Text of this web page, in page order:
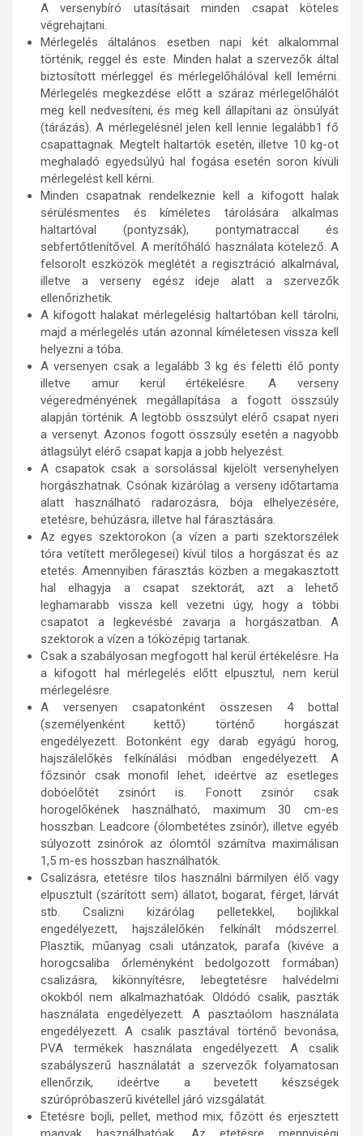
A versenybíró utasításait minden csapat köteles
végrehajtani.
Mérlegelés általános esetben napi két alkalommal
történik, reggel és este. Minden halat a szervezők által
biztosított mérleggel és mérlegelőhálóval kell lemérni.
Mérlegelés megkezdése előtt a száraz mérlegelőhálót
meg kell nedvesíteni, és meg kell állapítani az önsúlyát
(tárázás). A mérlegelésnél jelen kell lennie legalább1 fő
csapattagnak. Megtelt haltartók esetén, illetve 10 kg-ot
meghaladó egyedsúlyú hal fogása esetén soron kívüli
mérlegelést kell kérni.
Minden csapatnak rendelkeznie kell a kifogott halak
sérülésmentes és kíméletes tárolására alkalmas
haltartóval (pontyzsák), pontymatraccal és
sebfertőtlenítővel. A merítőháló használata kötelező. A
felsorolt eszközök meglétét a regisztráció alkalmával,
illetve a verseny egész ideje alatt a szervezők
ellenőrizhetik.
A kifogott halakat mérlegelésig haltartóban kell tárolni,
majd a mérlegelés után azonnal kíméletesen vissza kell
helyezni a tóba.
A versenyen csak a legalább 3 kg és feletti élő ponty
illetve amur kerül értékelésre. A verseny
végeredményének megállapítása a fogott összsúly
alapján történik. A legtöbb összsúlyt elérő csapat nyeri
a versenyt. Azonos fogott összsúly esetén a nagyobb
átlagsúlyt elérő csapat kapja a jobb helyezést.
A csapatok csak a sorsolással kijelölt versenyhelyen
horgászhatnak. Csónak kizárólag a verseny időtartama
alatt használható radarozásra, bója elhelyezésére,
etetésre, behúzásra, illetve hal fárasztására.
Az egyes szektorokon (a vízen a parti szektorszélek
tóra vetített merőlegesei) kívül tilos a horgászat és az
etetés. Amennyiben fárasztás közben a megakasztott
hal elhagyja a csapat szektorát, azt a lehető
leghamarabb vissza kell vezetni úgy, hogy a többi
csapatot a legkevésbé zavarja a horgászatban. A
szektorok a vízen a tóközépig tartanak.
Csak a szabályosan megfogott hal kerül értékelésre. Ha
a kifogott hal mérlegelés előtt elpusztul, nem kerül
mérlegelésre.
A versenyen csapatonként összesen 4 bottal
(személyenként kettő) történő horgászat
engedélyezett. Botonként egy darab egyágú horog,
hajszálelőkés felkínálási módban engedélyezett. A
főzsinór csak monofil lehet, ideértve az esetleges
dobóelőtét zsinórt is. Fonott zsinór csak
horogelőkének használható, maximum 30 cm-es
hosszban. Leadcore (ólombetétes zsinór), illetve egyéb
súlyozott zsinórok az ólomtól számítva maximálisan
1,5 m-es hosszban használhatók.
Csalizásra, etetésre tilos használni bármilyen élő vagy
elpusztult (szárított sem) állatot, bogarat, férget, lárvát
stb. Csalizni kizárólag pelletekkel, bojlikkal
engedélyezett, hajszálelőkén felkínált módszerrel.
Plasztik, műanyag csali utánzatok, parafa (kivéve a
horogcsaliba őrleményként bedolgozott formában)
csalizásra, kikönnyítésre, lebegtetésre halvédelmi
okokból nem alkalmazhatóak. Oldódó csalik, paszták
használata engedélyezett. A pasztaólom használata
engedélyezett. A csalik pasztával történő bevonása,
PVA termékek használata engedélyezett. A csalik
szabályszerű használatát a szervezők folyamatosan
ellenőrzik, ideértve a bevetett készségek
szúrópróbaszerű kivétellel járó vizsgálatát.
Etetésre bojli, pellet, method mix, főzött és erjesztett